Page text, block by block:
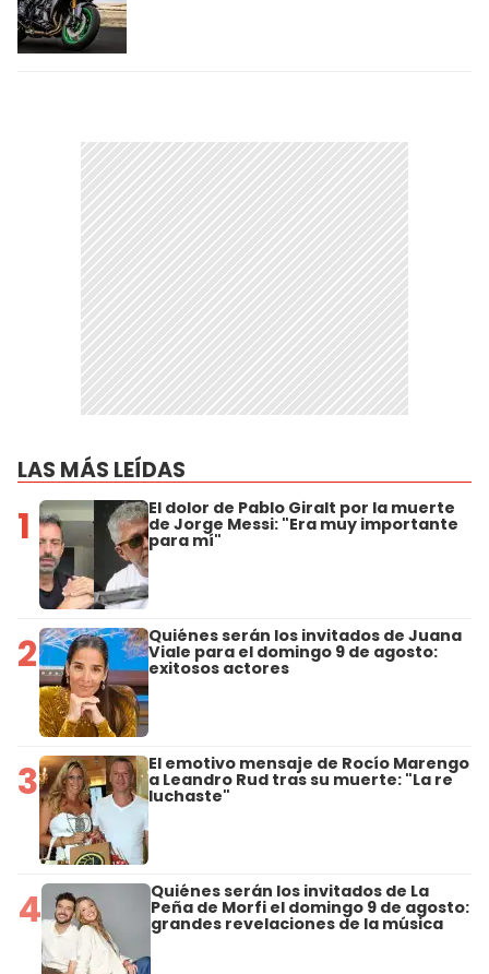
LAS MÁS LEÍDAS
1 El dolor de Pablo Giralt por la muerte
de Jorge Messi: "Era muy importante
para mí"
2 Quiénes serán los invitados de Juana
Viale para el domingo 9 de agosto:
exitosos actores
3 El emotivo mensaje de Rocío Marengo
a Leandro Rud tras su muerte: "La re
luchaste"
4 Quiénes serán los invitados de La
Peña de Morfi el domingo 9 de agosto:
grandes revelaciones de la música